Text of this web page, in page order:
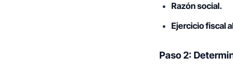
Razón social.
Ejercicio fiscal
Paso 2: